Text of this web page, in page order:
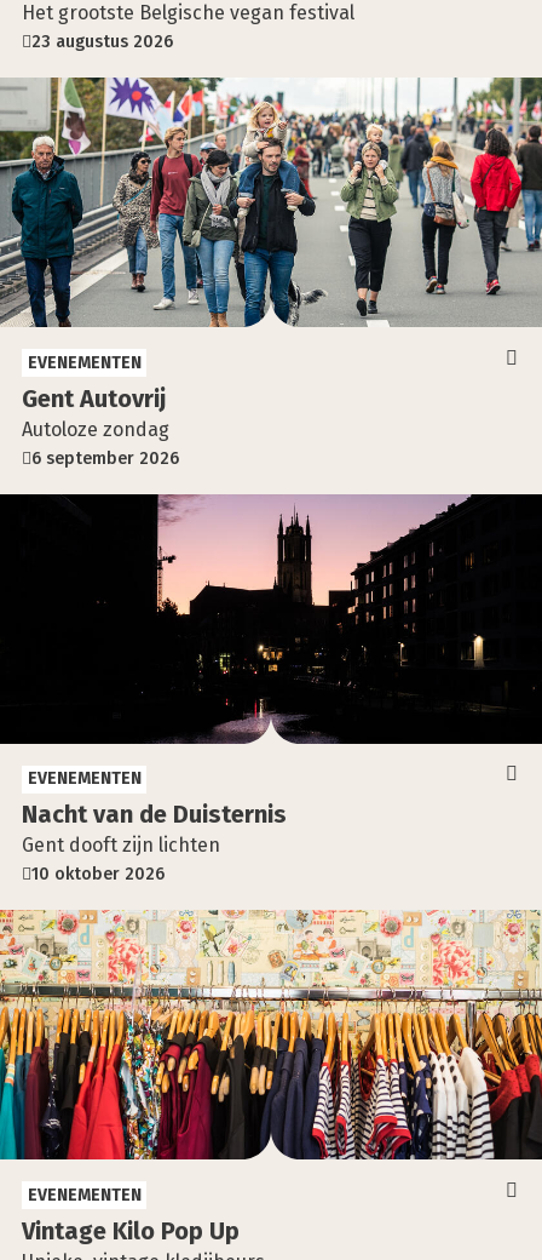
Het grootste Belgische vegan festival
23 augustus 2026
Gent Auto­vrij
Autoloze zondag
6 september 2026
EVENEMENTEN
Nacht van de Duis­ter­nis
Gent dooft zijn lichten
10 oktober 2026
EVENEMENTEN
Vin­ta­ge Kilo Pop Up
EVENEMENTEN